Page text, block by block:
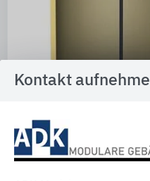
Gewässerschutz:
für den Erdeinbau
Kontakt